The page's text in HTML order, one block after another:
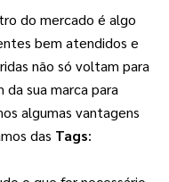
do mercado é algo
bem atendidos e
não só voltam para
sua marca para
algumas vantagens
das Tags: